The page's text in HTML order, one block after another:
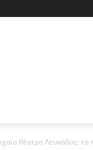
θέατρο Λευκάδας: το